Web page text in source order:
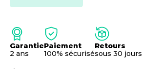
Garantie
2 ans
Paiement
100% sécurisé
Retours
sous 30 jours